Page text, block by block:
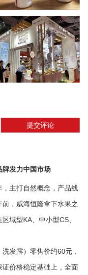
提交评论
牌发力中国市场
，主打自然概念，产品线
，威海恒隆拿下水果之
域型KA、中小型CS、
发露）零售价约60元，
价格稳定基础上，全面